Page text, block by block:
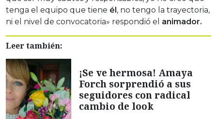
tenga el equipo que tiene él, no tengo la trayectoria,
ni el nivel de convocatoria» respondió el animador.
Leer también:
¡Se ve hermosa! Amaya
Forch sorprendió a sus
seguidores con radical
cambio de look